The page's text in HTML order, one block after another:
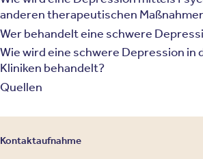
anderen therapeutischen
Wer behandelt eine schwere
Wie wird eine schwere Depression in
Kliniken behandelt?
Quellen
Kontaktaufnahme